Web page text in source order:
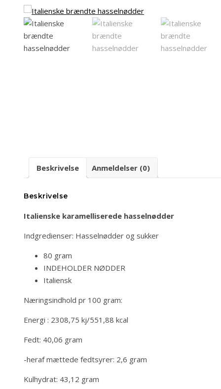
Beskrivelse Anmeldelser (0)
Beskrivelse
Italienske karamelliserede hasselnødder
Indgredienser: Hasselnødder og sukker
80 gram
INDEHOLDER NØDDER
Italiensk
Næringsindhold pr 100 gram:
Energi : 2308,75 kj/551,88 kcal
Fedt: 40,06 gram
-heraf mættede fedtsyrer: 2,6 gram
Kulhydrat: 43,12 gram